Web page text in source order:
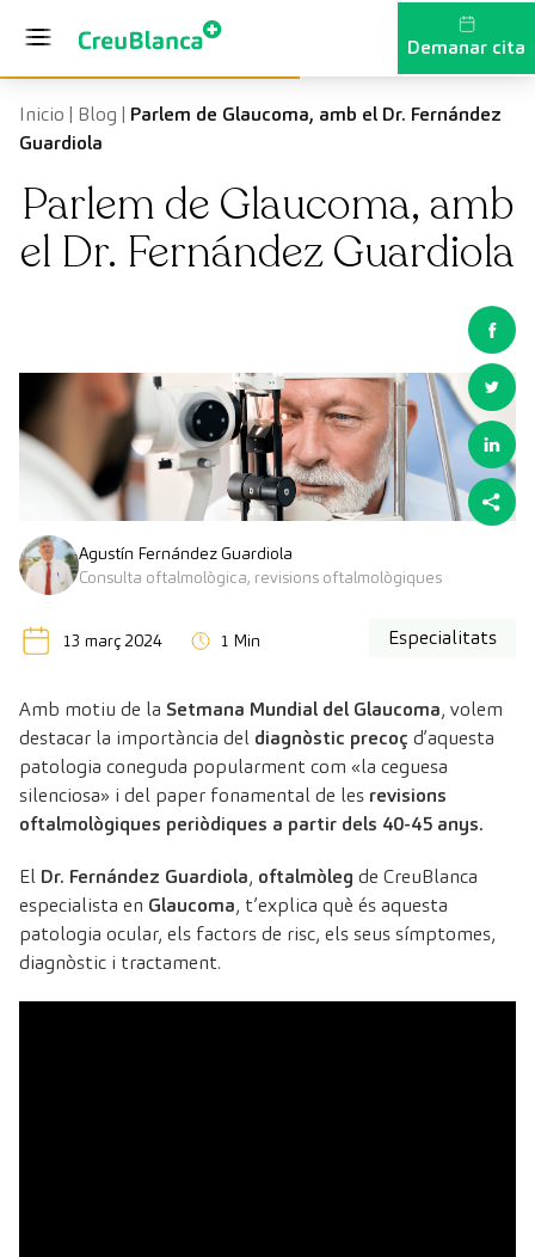
Demanar cita
Inicio | Blog | Parlem de Glaucoma, amb el Dr. Fernández
Guardiola
Parlem de Glaucoma, amb
el Dr. Fernández Guardiola
Agustín Fernández Guardiola
Consulta oftalmològica, revisions oftalmològiques
13 març 2024 1 Min Especialitats
Amb motiu de la Setmana Mundial del Glaucoma, volem
destacar la importància del diagnòstic precoç d’aquesta
patologia coneguda popularment com «la ceguesa
silenciosa» i del paper fonamental de les revisions
oftalmològiques periòdiques a partir dels 40-45 anys.
El Dr. Fernández Guardiola, oftalmòleg de CreuBlanca
especialista en Glaucoma, t’explica què és aquesta
patologia ocular, els factors de risc, els seus símptomes,
diagnòstic i tractament.